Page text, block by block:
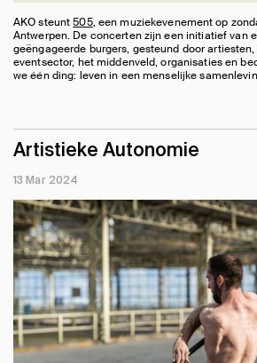
AKO steunt505, een muziekevenement op
Antwerpen. De concerten zijn een initiatief van
geëngageerde burgers, gesteund door
eventsector, het middenveld, organisaties en
we één ding: leven in een menselijke
Artistieke Autonomie
13 Mar 2024